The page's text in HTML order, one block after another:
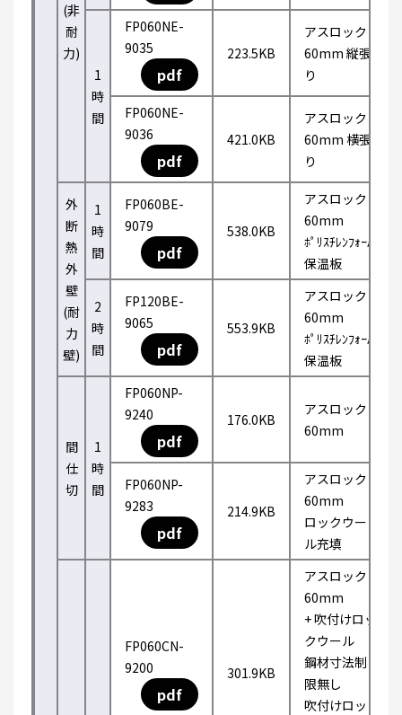
(非
耐
力)
1
時
間
FP060NE-
9035
pdf
223.5KB
アスロック
60mm 縦張
り
FP060NE-
9036
pdf
421.0KB
アスロック
60mm 横張
り
外
断
熱
外
壁
(耐
力
壁)
1
時
間
FP060BE-
9079
pdf
538.0KB
アスロック
60mm
ﾎﾟﾘｽﾁﾚﾝﾌｫｰﾑ
保温板
2
時
間
FP120BE-
9065
pdf
553.9KB
アスロック
60mm
ﾎﾟﾘｽﾁﾚﾝﾌｫｰﾑ
保温板
間
仕
切
1
時
間
FP060NP-
9240
pdf
176.0KB
アスロック
60mm
FP060NP-
9283
pdf
214.9KB
アスロック
60mm
ロックウー
ル充填
FP060CN-
9200
pdf
301.9KB
アスロック
60mm
+ 吹付けロッ
クウール
鋼材寸法制
限無し
吹付けロッ